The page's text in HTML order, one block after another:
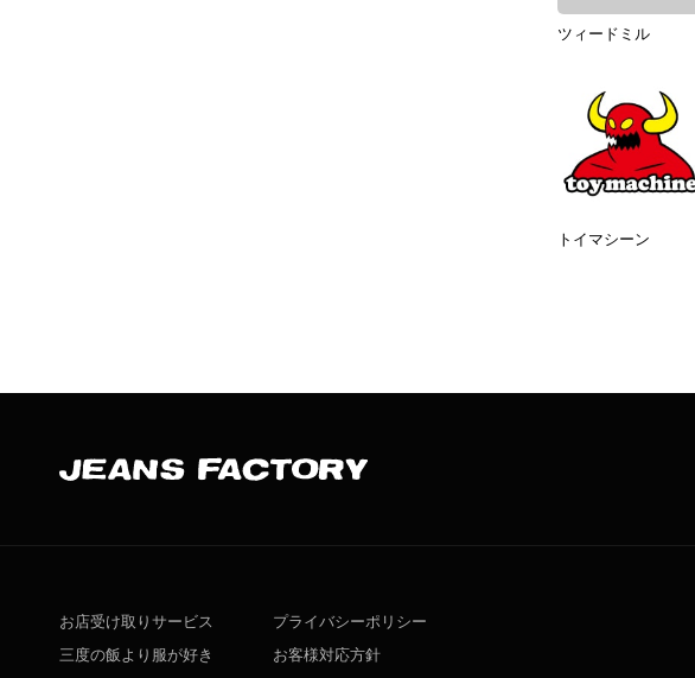
ツィードミル
トイマシーン
お店受け取りサービス
三度の飯より服が好き
プライバシーポリシー
お客様対応方針